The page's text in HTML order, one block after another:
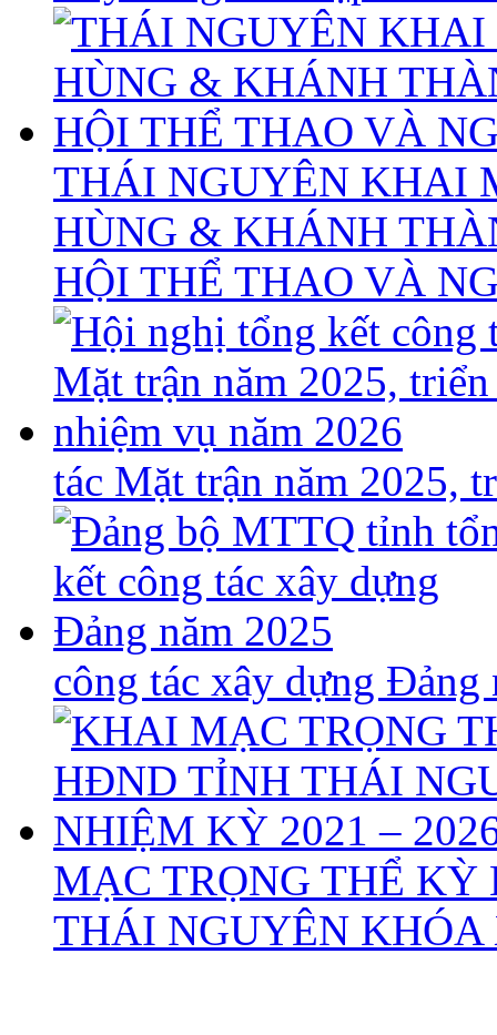
THÁI NGUYÊN KHAI
HÙNG & KHÁNH
HỘI THỂ THAO VÀ
tác Mặt trận năm 2025,
công tác xây dựng Đảng
MẠC TRỌNG THỂ
THÁI NGUYÊN KHÓA